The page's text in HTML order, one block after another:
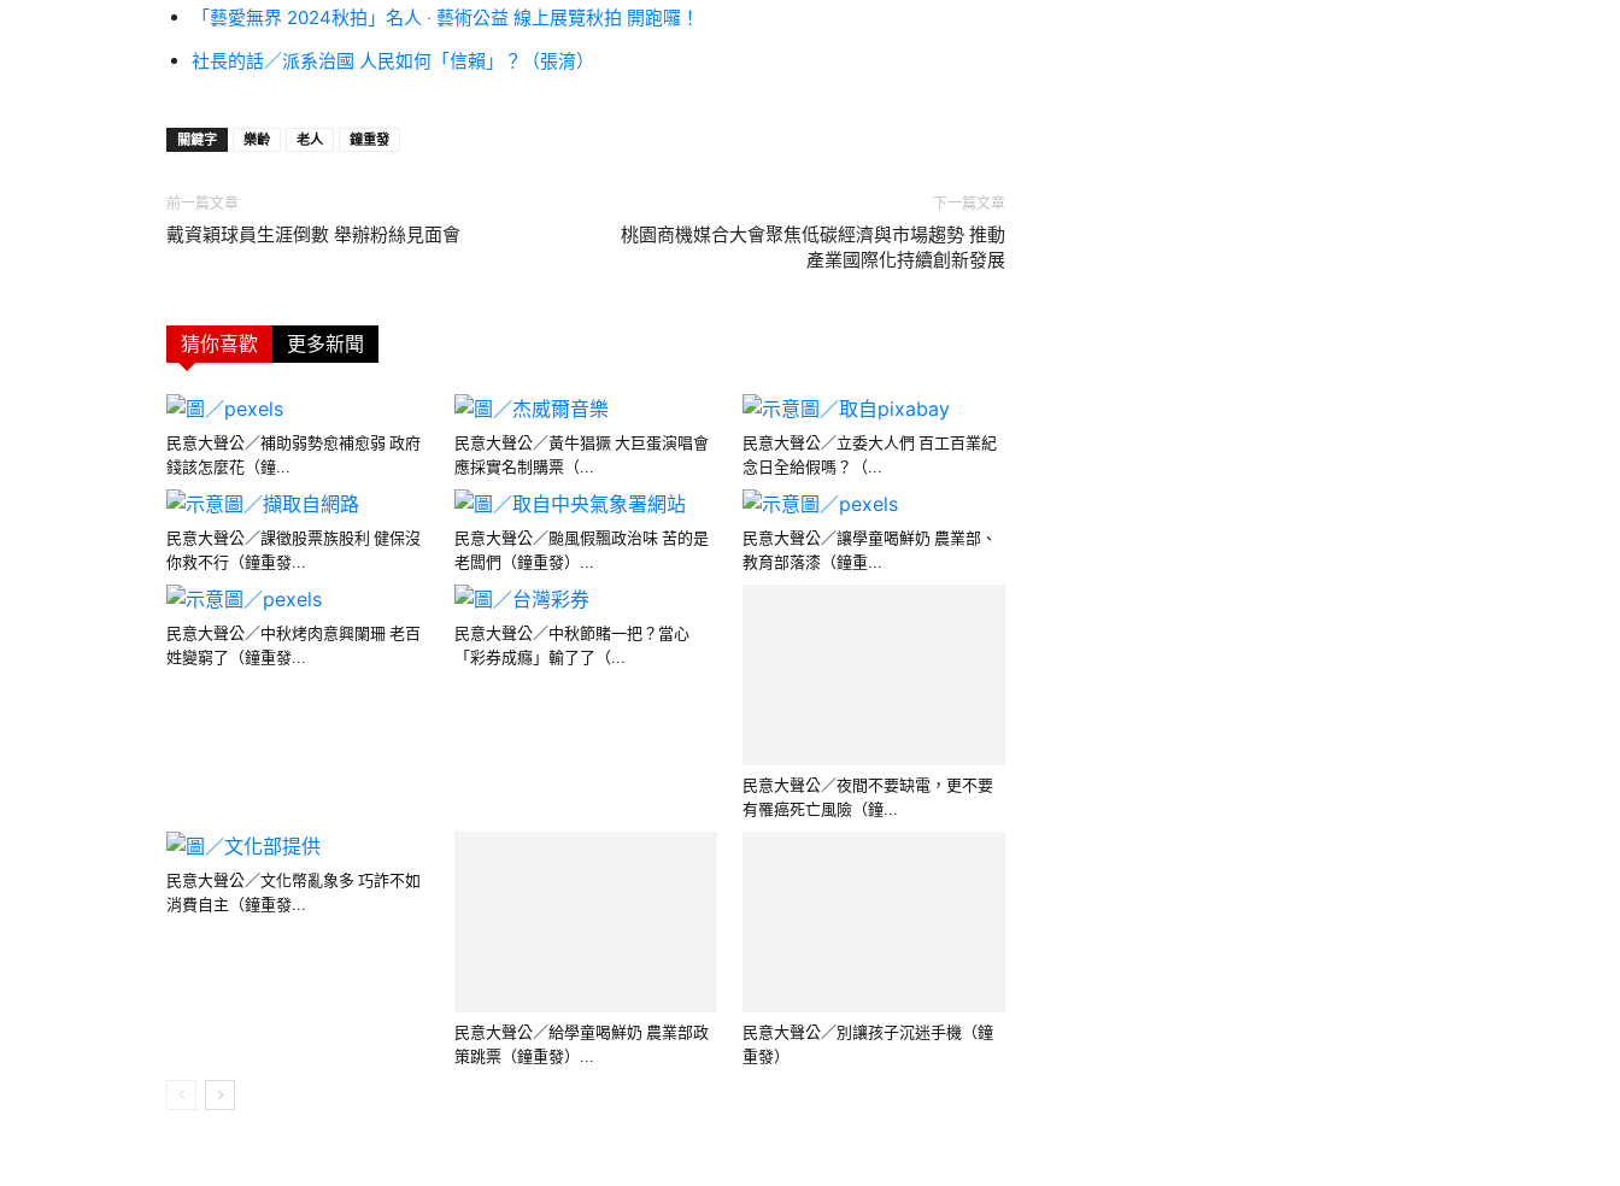
「藝愛無界 2024秋拍」名人 ‧ 藝術公益 線上展覽秋拍 開跑囉！
社長的話／派系治國 人民如何「信賴」？（張淯）
關鍵字 樂齡 老人 鐘重發
前一篇文章
戴資穎球員生涯倒數 舉辦粉絲見面會
下一篇文章
桃園商機媒合大會聚焦低碳經濟與市場趨勢 推動
產業國際化持續創新發展
猜你喜歡 更多新聞
民意大聲公／補助弱勢愈補愈弱 政府
錢該怎麼花（鐘...
民意大聲公／黃牛猖獗 大巨蛋演唱會
應採實名制購票（...
民意大聲公／立委大人們 百工百業紀
念日全給假嗎？（...
民意大聲公／課徵股票族股利 健保沒
你救不行（鐘重發...
民意大聲公／颱風假飄政治味 苦的是
老闆們（鐘重發）...
民意大聲公／讓學童喝鮮奶 農業部、
教育部落漆（鐘重...
民意大聲公／中秋烤肉意興闌珊 老百
姓變窮了（鐘重發...
民意大聲公／中秋節賭一把？當心
「彩券成癮」輸了了（...